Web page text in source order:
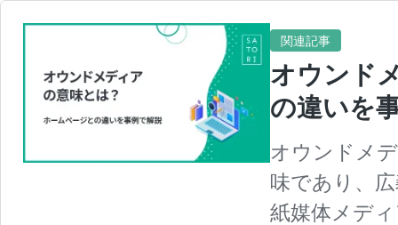
関連記事
オウンド
の違いを
オウンドメ
味であり、
紙媒体メデ